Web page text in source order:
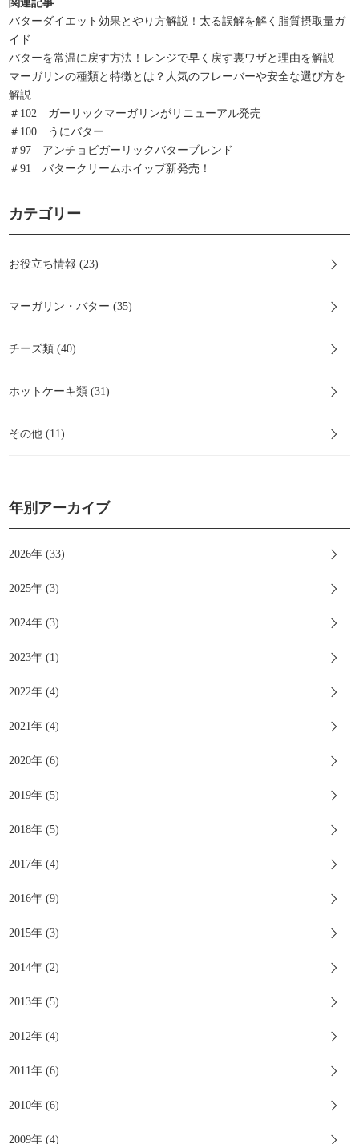
関連記事
バターダイエット効果とやり方解説！太る誤解を解く脂質摂取量ガ
イド
バターを常温に戻す方法！レンジで早く戻す裏ワザと理由を解説
マーガリンの種類と特徴とは？人気のフレーバーや安全な選び方を
解説
＃102 ガーリックマーガリンがリニューアル発売
＃100 うにバター
＃97 アンチョビガーリックバターブレンド
＃91 バタークリームホイップ新発売！
カテゴリー
お役立ち情報 (23)
マーガリン・バター (35)
チーズ類 (40)
ホットケーキ類 (31)
その他 (11)
年別アーカイブ
2026年 (33)
2025年 (3)
2024年 (3)
2023年 (1)
2022年 (4)
2021年 (4)
2020年 (6)
2019年 (5)
2018年 (5)
2017年 (4)
2016年 (9)
2015年 (3)
2014年 (2)
2013年 (5)
2012年 (4)
2011年 (6)
2010年 (6)
2009年 (4)